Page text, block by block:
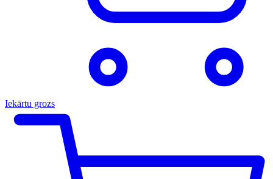
Iekārtu grozs